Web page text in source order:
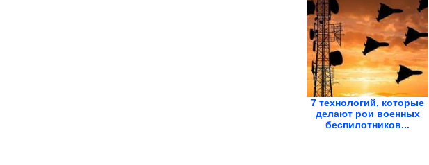
7 технологий, которые
делают рои военных
беспилотников...